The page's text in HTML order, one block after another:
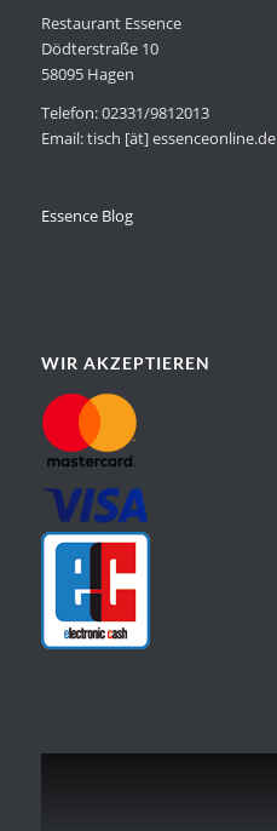
Restaurant Essence
Dödterstraße 10
58095 Hagen
Telefon: 02331/9812013
Email: tisch [ät] essenceonline.de
Essence Blog
WIR AKZEPTIEREN